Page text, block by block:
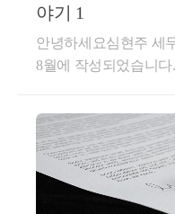
야기 1
안녕하세요심현주 세
8월에 작성되었습니
고 세금.외국으로 나
그러나 적법한 방법에
제가 없습니다.​정해진
처하는 것도 중요한
명이 바뀌기도 합니